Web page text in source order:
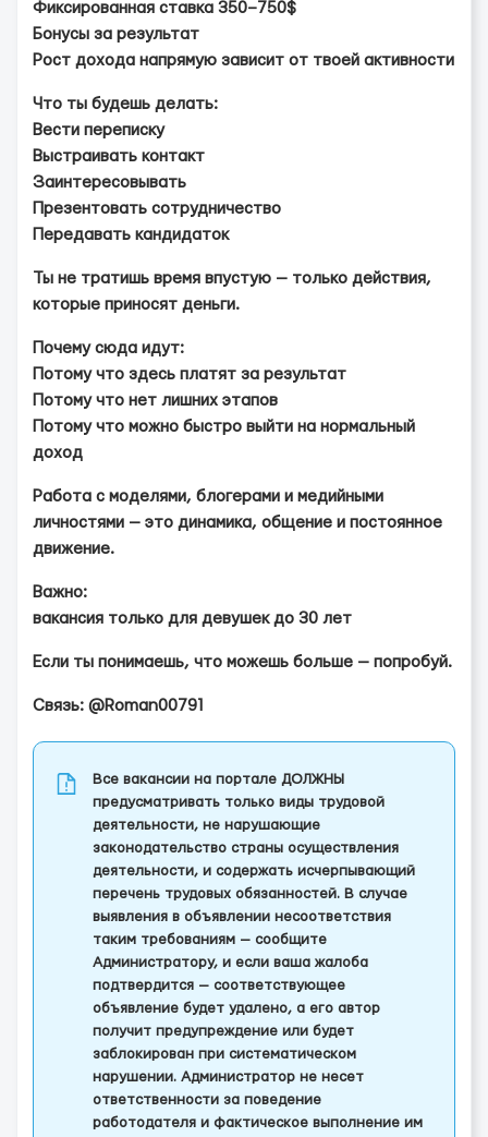
Фиксированная ставка 350–750$
Бонусы за результат
Рост дохода напрямую зависит от твоей активности
Что ты будешь делать:
Вести переписку
Выстраивать контакт
Заинтересовывать
Презентовать сотрудничество
Передавать кандидаток
Ты не тратишь время впустую — только действия,
которые приносят деньги.
Почему сюда идут:
Потому что здесь платят за результат
Потому что нет лишних этапов
Потому что можно быстро выйти на нормальный
доход
Работа с моделями, блогерами и медийными
личностями — это динамика, общение и постоянное
движение.
Важно:
вакансия только для девушек до 30 лет
Если ты понимаешь, что можешь больше — попробуй.
Связь: @Roman00791
Все вакансии на портале ДОЛЖНЫ
предусматривать только виды трудовой
деятельности, не нарушающие
законодательство страны осуществления
деятельности, и содержать исчерпывающий
перечень трудовых обязанностей. В случае
выявления в объявлении несоответствия
таким требованиям — сообщите
Администратору, и если ваша жалоба
подтвердится — соответствующее
объявление будет удалено, а его автор
получит предупреждение или будет
заблокирован при систематическом
нарушении. Администратор не несет
ответственности за поведение
работодателя и фактическое выполнение им